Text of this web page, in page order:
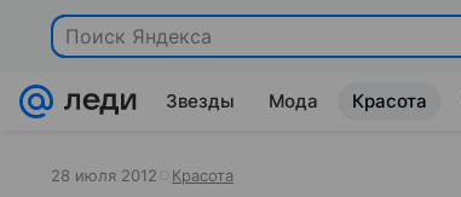
Поиск Яндекса
Звезды Мода Красота
28 июля 2012 Красота